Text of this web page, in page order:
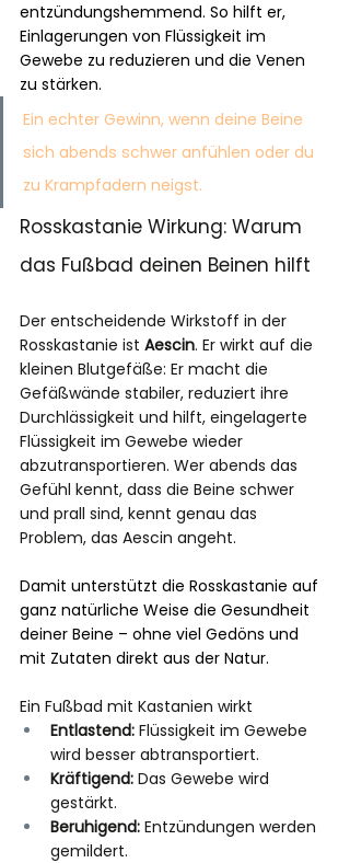
entzündungshemmend. So hilft er,
Einlagerungen von Flüssigkeit im
Gewebe zu reduzieren und die Venen
zu stärken.
Ein echter Gewinn, wenn deine Beine
sich abends schwer anfühlen oder du
zu Krampfadern neigst.
Rosskastanie Wirkung: Warum
das Fußbad deinen Beinen hilft
Der entscheidende Wirkstoff in der
Rosskastanie ist Aescin. Er wirkt auf die
kleinen Blutgefäße: Er macht die
Gefäßwände stabiler, reduziert ihre
Durchlässigkeit und hilft, eingelagerte
Flüssigkeit im Gewebe wieder
abzutransportieren. Wer abends das
Gefühl kennt, dass die Beine schwer
und prall sind, kennt genau das
Problem, das Aescin angeht.
Damit unterstützt die Rosskastanie auf
ganz natürliche Weise die Gesundheit
deiner Beine – ohne viel Gedöns und
mit Zutaten direkt aus der Natur.
Ein Fußbad mit Kastanien wirkt
Entlastend: Flüssigkeit im Gewebe
wird besser abtransportiert.
Kräftigend: Das Gewebe wird
gestärkt.
Beruhigend: Entzündungen werden
gemildert.